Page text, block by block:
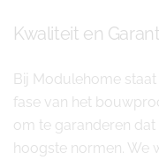
Kwaliteit en
Bij Modulehome
fase van het
om te garanderen
hoogste normen. We